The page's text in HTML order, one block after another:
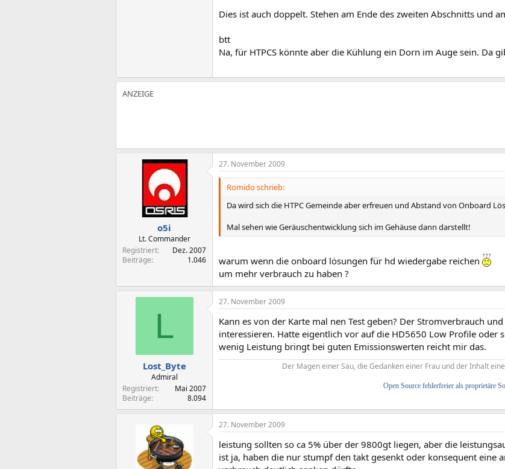
Dies ist auch doppelt. Stehen am Ende des zweiten Abschnitts und
btt
Na, für HTPCS könnte aber die Kühlung ein Dorn im Auge sein. Da
o5i
Lt. Commander
Registriert
Dez. 2007
Beiträge
1.046
27. November 2009
Romido schrieb:
Da wird sich die HTPC Gemeinde aber erfreuen und Abstand von Onboard
Mal sehen wie Geräuschentwicklung sich im Gehäuse dann darstellt!
warum wenn die onboard lösungen für hd wiedergabe reichen
um mehr verbrauch zu haben ?
L
Lost_Byte
Admiral
Registriert
Mai 2007
Beiträge
8.094
27. November 2009
Kann es von der Karte mal nen Test geben? Der Stromverbrauch
interessieren. Hatte eigentlich vor auf die HD5650 Low Profile oder
wenig Leistung bringt bei guten Emissionswerten reicht mir das.
Der Magen einer Sau, die Gedanken einer Frau und der Inhalt
Open Source fehlerfreier als proprietäre
27. November 2009
leistung sollten so ca 5% über der 9800gt liegen, aber die
ist ja, haben die nur stumpf den takt gesenkt oder konsequent eine